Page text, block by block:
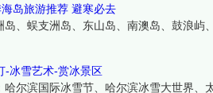
岛旅游推荐 避寒必去
、蜈支洲岛、东山岛、南澳岛、鼓浪
-冰雪艺术-赏冰景区
尔滨国际冰雪节、哈尔滨冰雪大世界